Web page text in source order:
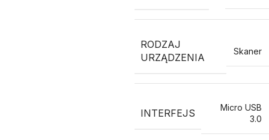
RODZAJ
URZĄDZENIA
Skaner
INTERFEJS
Micro USB
3.0